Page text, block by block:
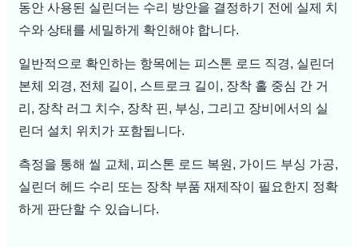
동안 사용된 실린더는 수리 방안을 결정하기 전에 실제 치
수와 상태를 세밀하게 확인해야 합니다.
일반적으로 확인하는 항목에는 피스톤 로드 직경, 실린더
본체 외경, 전체 길이, 스트로크 길이, 장착 홀 중심 간 거
리, 장착 러그 치수, 장착 핀, 부싱, 그리고 장비에서의 실
린더 설치 위치가 포함됩니다.
측정을 통해 씰 교체, 피스톤 로드 복원, 가이드 부싱 가공,
실린더 헤드 수리 또는 장착 부품 재제작이 필요한지 정확
하게 판단할 수 있습니다.